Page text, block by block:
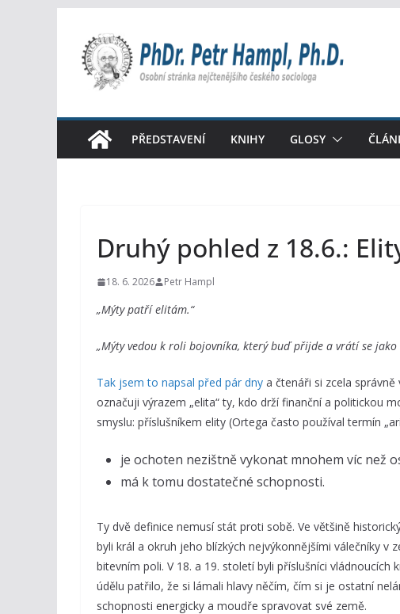
obsah
PŘEDSTAVENÍ KNIHY GLOSY
Druhý pohled z 18.6.:
18. 6. 2026 Petr Hampl
„Mýty patří elitám.“
„Mýty vedou k roli bojovníka, který buď přijde a vrátí se jako
Tak jsem to napsal před pár dny a čtenáři si zcela
označuji výrazem „elita“ ty, kdo drží finanční a politickou
smyslu: příslušníkem elity (Ortega často používal termín
je ochoten nezištně vykonat mnohem víc než
má k tomu dostatečné schopnosti.
Ty dvě definice nemusí stát proti sobě. Ve většině
byli král a okruh jeho blízkých nejvýkonnějšími válečníky
bitevním poli. V 18. a 19. století byli příslušníci
údělu patřilo, že si lámali hlavy něčím, čím si je ostatní
schopnosti energicky a moudře spravovat své země.